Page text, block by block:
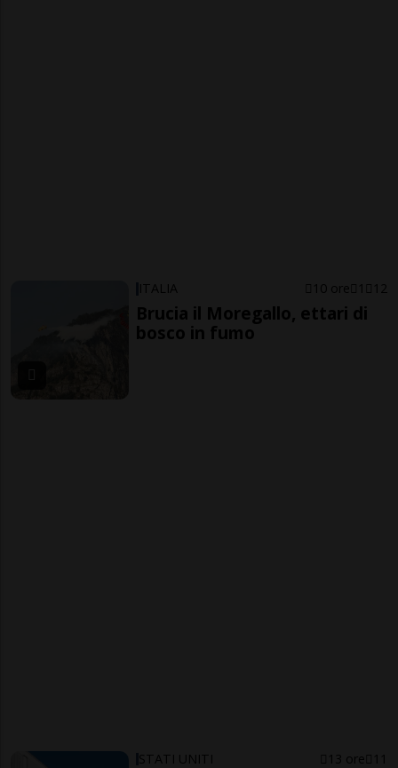
ITALIA 10 ore 1 12
Brucia il Moregallo, ettari di
bosco in fumo
STATI UNITI 13 ore 11